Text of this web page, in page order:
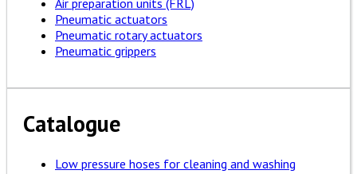
Air preparation units (FRL)
Pneumatic actuators
Pneumatic rotary actuators
Pneumatic grippers
Catalogue
Low pressure hoses for cleaning and washing